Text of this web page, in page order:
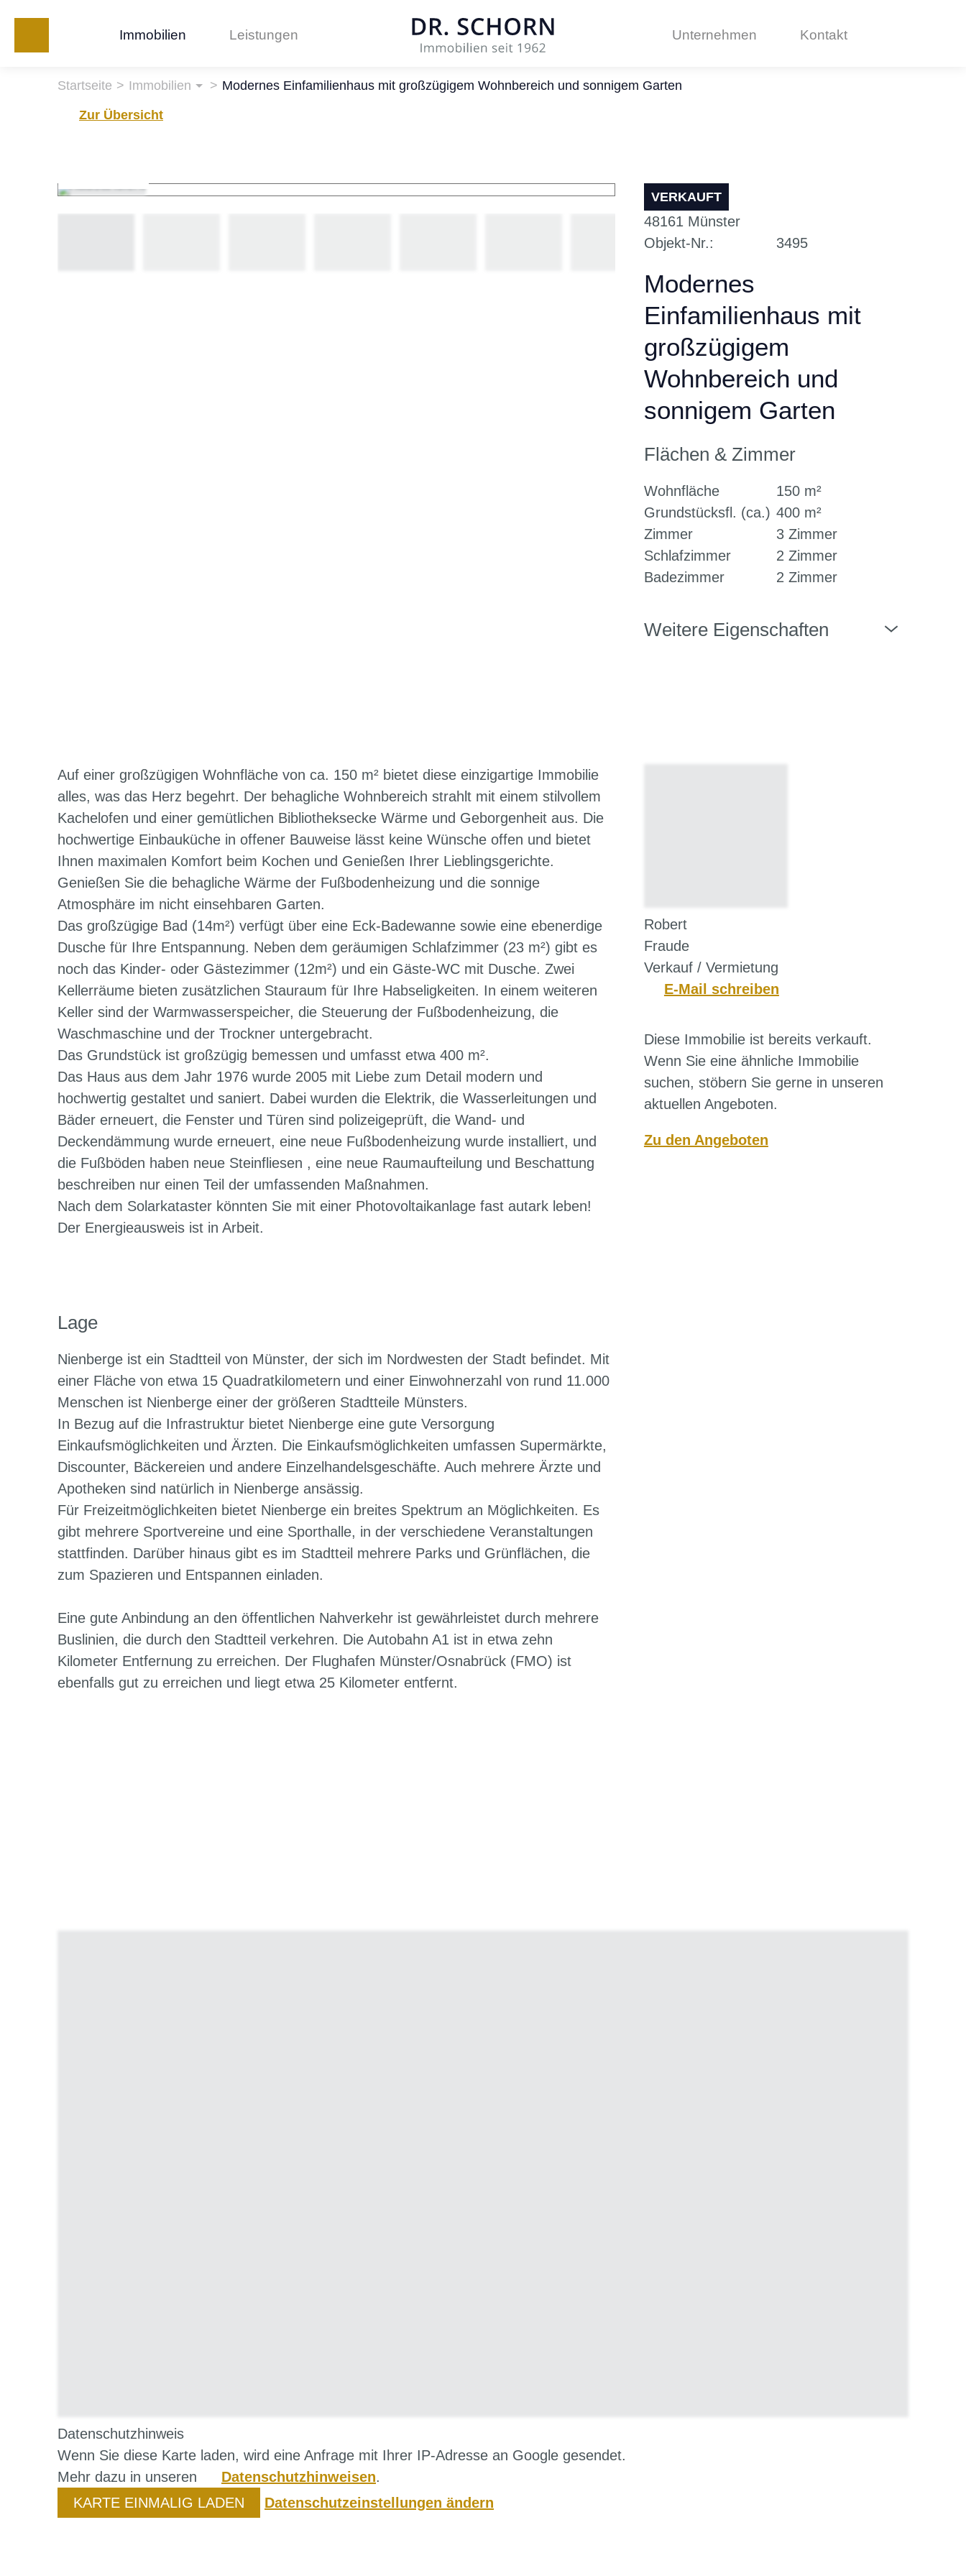
Immobilien Leistungen Unternehmen Kontakt
Startseite Immobilien Modernes Einfamilienhaus mit großzügigem Wohnbereich und sonnigem Garten
Zur Übersicht
VERKAUFT
48161 Münster
Objekt-Nr.
3495
Modernes
Einfamilienhaus mit
großzügigem
Wohnbereich und
sonnigem Garten
Flächen & Zimmer
Wohnfläche
150 m²
Grundstücksfl. (ca.) 400 m²
Zimmer
3 Zimmer
Schlafzimmer
2 Zimmer
Badezimmer
2 Zimmer
Weitere Eigenschaften
Auf einer großzügigen Wohnfläche von ca. 150 m² bietet diese einzigartige Immobilie
alles, was das Herz begehrt. Der behagliche Wohnbereich strahlt mit einem stilvollem
Kachelofen und einer gemütlichen Bibliotheksecke Wärme und Geborgenheit aus. Die
hochwertige Einbauküche in offener Bauweise lässt keine Wünsche offen und bietet
Ihnen maximalen Komfort beim Kochen und Genießen Ihrer Lieblingsgerichte.
Genießen Sie die behagliche Wärme der Fußbodenheizung und die sonnige
Atmosphäre im nicht einsehbaren Garten.
Das großzügige Bad (14m²) verfügt über eine Eck-Badewanne sowie eine ebenerdige
Dusche für Ihre Entspannung. Neben dem geräumigen Schlafzimmer (23 m²) gibt es
noch das Kinder- oder Gästezimmer (12m²) und ein Gäste-WC mit Dusche. Zwei
Kellerräume bieten zusätzlichen Stauraum für Ihre Habseligkeiten. In einem weiteren
Keller sind der Warmwasserspeicher, die Steuerung der Fußbodenheizung, die
Waschmaschine und der Trockner untergebracht.
Das Grundstück ist großzügig bemessen und umfasst etwa 400 m².
Das Haus aus dem Jahr 1976 wurde 2005 mit Liebe zum Detail modern und
hochwertig gestaltet und saniert. Dabei wurden die Elektrik, die Wasserleitungen und
Bäder erneuert, die Fenster und Türen sind polizeigeprüft, die Wand- und
Deckendämmung wurde erneuert, eine neue Fußbodenheizung wurde installiert, und
die Fußböden haben neue Steinfliesen , eine neue Raumaufteilung und Beschattung
beschreiben nur einen Teil der umfassenden Maßnahmen.
Nach dem Solarkataster könnten Sie mit einer Photovoltaikanlage fast autark leben!
Der Energieausweis ist in Arbeit.
Lage
Nienberge ist ein Stadtteil von Münster, der sich im Nordwesten der Stadt befindet. Mit
einer Fläche von etwa 15 Quadratkilometern und einer Einwohnerzahl von rund 11.000
Menschen ist Nienberge einer der größeren Stadtteile Münsters.
In Bezug auf die Infrastruktur bietet Nienberge eine gute Versorgung
Einkaufsmöglichkeiten und Ärzten. Die Einkaufsmöglichkeiten umfassen Supermärkte,
Discounter, Bäckereien und andere Einzelhandelsgeschäfte. Auch mehrere Ärzte und
Apotheken sind natürlich in Nienberge ansässig.
Für Freizeitmöglichkeiten bietet Nienberge ein breites Spektrum an Möglichkeiten. Es
gibt mehrere Sportvereine und eine Sporthalle, in der verschiedene Veranstaltungen
stattfinden. Darüber hinaus gibt es im Stadtteil mehrere Parks und Grünflächen, die
zum Spazieren und Entspannen einladen.
Eine gute Anbindung an den öffentlichen Nahverkehr ist gewährleistet durch mehrere
Buslinien, die durch den Stadtteil verkehren. Die Autobahn A1 ist in etwa zehn
Kilometer Entfernung zu erreichen. Der Flughafen Münster/Osnabrück (FMO) ist
ebenfalls gut zu erreichen und liegt etwa 25 Kilometer entfernt.
Robert
Fraude
Verkauf / Vermietung
E-Mail schreiben
Diese Immobilie ist bereits verkauft.
Wenn Sie eine ähnliche Immobilie
suchen, stöbern Sie gerne in unseren
aktuellen Angeboten.
Zu den Angeboten
Datenschutzhinweis
Wenn Sie diese Karte laden, wird eine Anfrage mit Ihrer IP-Adresse an Google gesendet.
Mehr dazu in unseren
Datenschutzhinweisen.
KARTE EINMALIG LADEN
Datenschutzeinstellungen ändern